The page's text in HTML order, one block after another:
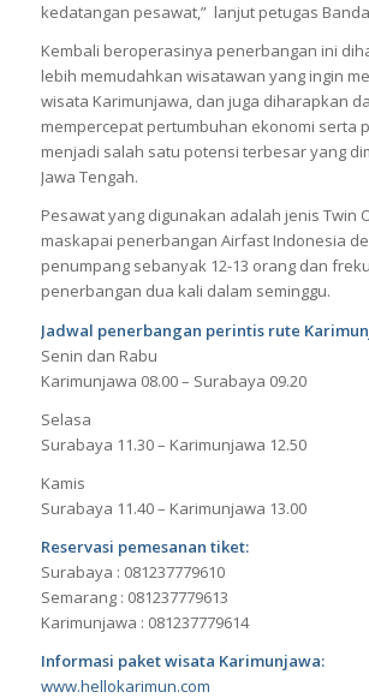
kedatangan pesawat,” lanjut petugas
Kembali beroperasinya penerbangan ini
lebih memudahkan wisatawan yang ingin
wisata Karimunjawa, dan juga diharapkan
mempercepat pertumbuhan ekonomi serta
menjadi salah satu potensi terbesar yang
Jawa Tengah.
Pesawat yang digunakan adalah jenis Twin
maskapai penerbangan Airfast Indonesia
penumpang sebanyak 12-13 orang dan
penerbangan dua kali dalam seminggu.
Jadwal penerbangan perintis rute
Senin dan Rabu
Karimunjawa 08.00 – Surabaya 09.20
Selasa
Surabaya 11.30 – Karimunjawa 12.50
Kamis
Surabaya 11.40 – Karimunjawa 13.00
Reservasi pemesanan tiket:
Surabaya : 081237779610
Semarang : 081237779613
Karimunjawa : 081237779614
Informasi paket wisata Karimunjawa:
www.hellokarimun.com